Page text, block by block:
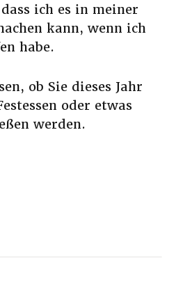
ich es in meiner
kann, wenn ich
habe.
ob Sie dieses Jahr
oder etwas
werden.